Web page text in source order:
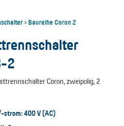
>Baureihe Coron 2
2
Coron, zweipolig, 2
strom: 400 V (AC)